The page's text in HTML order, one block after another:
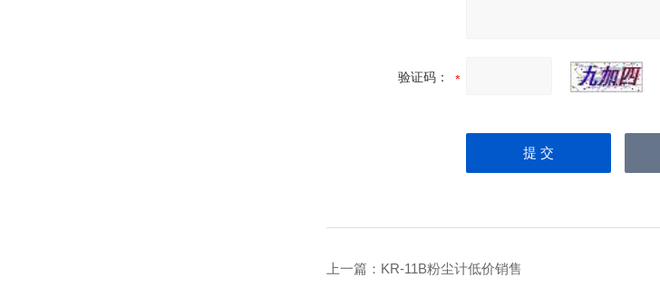
验证码：
上一篇： KR-11B粉尘计低价销售